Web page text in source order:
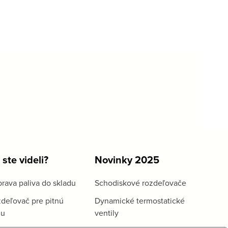
videli?
paliva do skladu
pre pitnú
Novinky 2025
Schodiskové rozdeľovače
Dynamické termostatické
ventily